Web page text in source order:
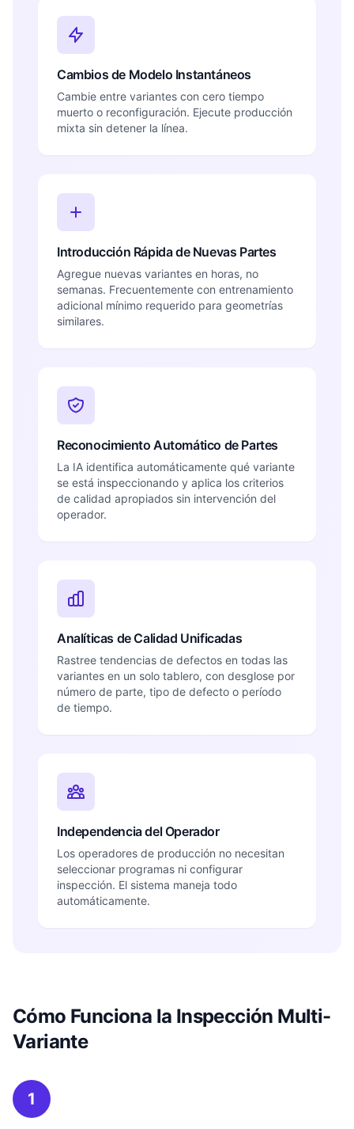
Cambios de Modelo Instantáneos
Cambie entre variantes con cero tiempo
muerto o reconfiguración. Ejecute producción
mixta sin detener la línea.
Introducción Rápida de Nuevas Partes
Agregue nuevas variantes en horas, no
semanas. Frecuentemente con entrenamiento
adicional mínimo requerido para geometrías
similares.
Reconocimiento Automático de Partes
La IA identifica automáticamente qué variante
se está inspeccionando y aplica los criterios
de calidad apropiados sin intervención del
operador.
Analíticas de Calidad Unificadas
Rastree tendencias de defectos en todas las
variantes en un solo tablero, con desglose por
número de parte, tipo de defecto o período
de tiempo.
Independencia del Operador
Los operadores de producción no necesitan
seleccionar programas ni configurar
inspección. El sistema maneja todo
automáticamente.
Cómo Funciona la Inspección Multi-
Variante
1